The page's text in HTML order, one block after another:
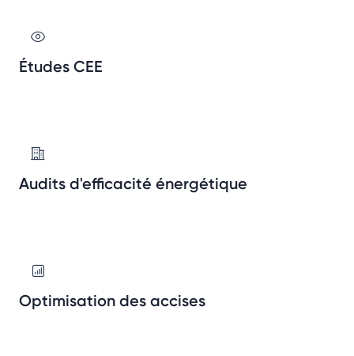
Études CEE
Audits d'efficacité énergétique
Optimisation des accises